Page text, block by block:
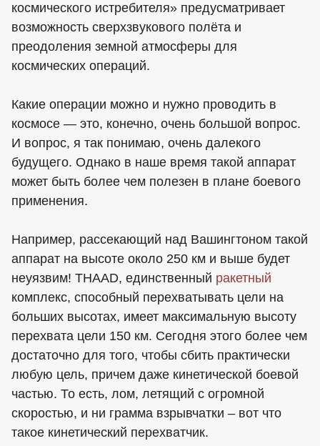
космического истребителя» предусматривает
возможность сверхзвукового полёта и
преодоления земной атмосферы для
космических операций.
Какие операции можно и нужно проводить в
космосе — это, конечно, очень большой вопрос.
И вопрос, я так понимаю, очень далекого
будущего. Однако в наше время такой аппарат
может быть более чем полезен в плане боевого
применения.
Например, рассекающий над Вашингтоном такой
аппарат на высоте около 250 км и выше будет
неуязвим! THAAD, единственный ракетный
комплекс, способный перехватывать цели на
больших высотах, имеет максимальную высоту
перехвата цели 150 км. Сегодня этого более чем
достаточно для того, чтобы сбить практически
любую цель, причем даже кинетической боевой
частью. То есть, лом, летящий с огромной
скоростью, и ни грамма взрывчатки – вот что
такое кинетический перехватчик.